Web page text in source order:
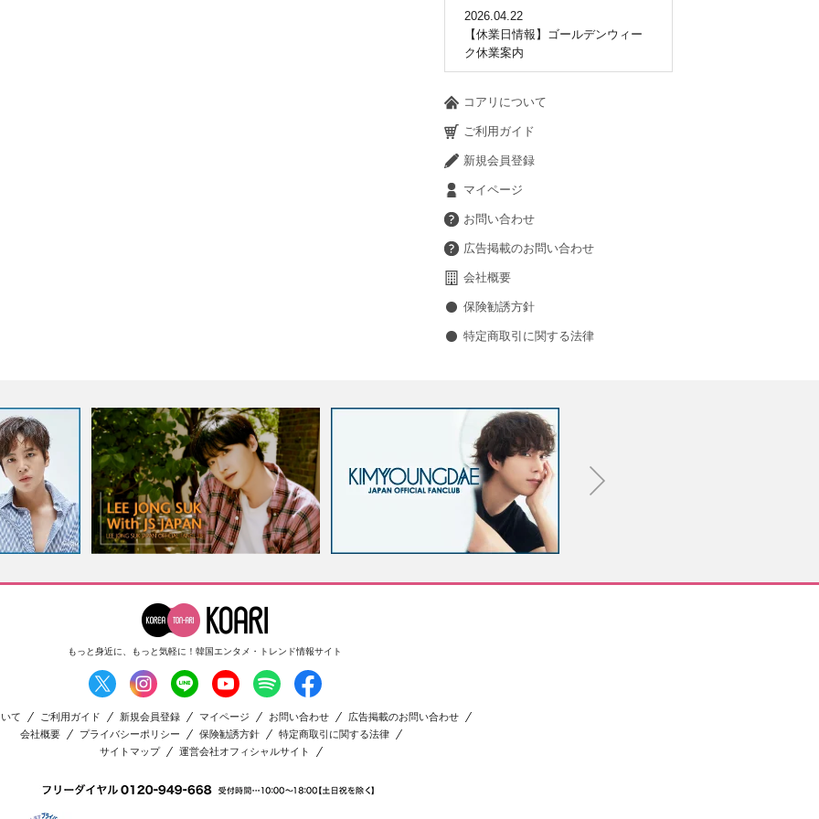
2026.04.22
【休業日情報】ゴールデンウィー
ク休業案内
コアリについて
ご利用ガイド
新規会員登録
マイページ
お問い合わせ
広告掲載のお問い合わせ
会社概要
保険勧誘方針
特定商取引に関する法律
もっと身近に、もっと気軽に！ 韓国エンタメ・トレンド情報サイト
て ご利用ガイド 新規会員登録 マイページ お問い合わせ
広告掲載のお問い合わせ
会社概要
プライバシーポリシー 保険勧誘方針
特定商取引に関する法律
サイトマップ
運営会社オフィシャルサイト